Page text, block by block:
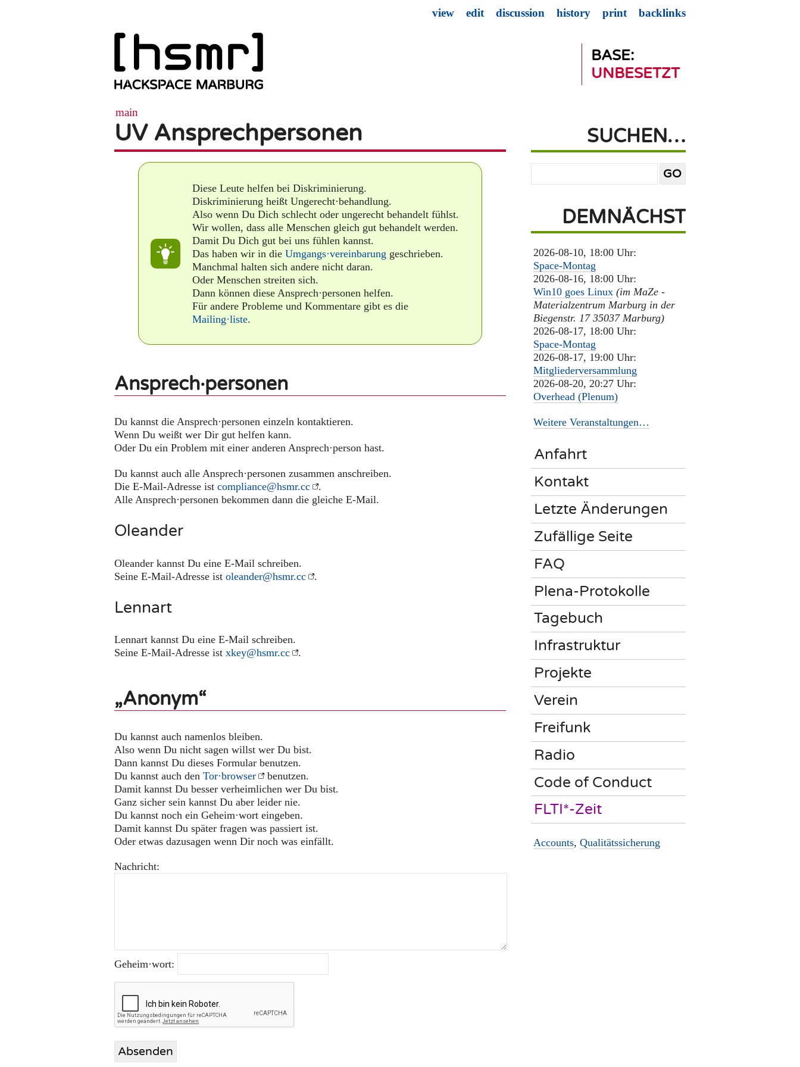
BASE:
UNBESETZT
view edit discussion history print backlinks
main
UV Ansprechpersonen
Diese Leute helfen bei Diskriminierung.
Diskriminierung heißt Ungerecht·behandlung.
Also wenn Du Dich schlecht oder ungerecht behandelt fühlst.
Wir wollen, dass alle Menschen gleich gut behandelt werden.
Damit Du Dich gut bei uns fühlen kannst.
Das haben wir in die Umgangs·vereinbarung geschrieben.
Manchmal halten sich andere nicht daran.
Oder Menschen streiten sich.
Dann können diese Ansprech·personen helfen.
Für andere Probleme und Kommentare gibt es die
Mailing·liste.
Ansprech·personen
Du kannst die Ansprech·personen einzeln kontaktieren.
Wenn Du weißt wer Dir gut helfen kann.
Oder Du ein Problem mit einer anderen Ansprech·person hast.
Du kannst auch alle Ansprech·personen zusammen anschreiben.
Die E-Mail-Adresse ist compliance@hsmr.cc
.
Alle Ansprech·personen bekommen dann die gleiche E-Mail.
Oleander
Oleander kannst Du eine E-Mail schreiben.
Seine E-Mail-Adresse ist oleander@hsmr.cc .
Lennart
Lennart kannst Du eine E-Mail schreiben.
Seine E-Mail-Adresse ist xkey@hsmr.cc .
„Anonym“
Du kannst auch namenlos bleiben.
Also wenn Du nicht sagen willst wer Du bist.
Dann kannst Du dieses Formular benutzen.
Du kannst auch den Tor·browser
benutzen.
Damit kannst Du besser verheimlichen wer Du bist.
Ganz sicher sein kannst Du aber leider nie.
Du kannst noch ein Geheim·wort eingeben.
Damit kannst Du später fragen was passiert ist.
Oder etwas dazusagen wenn Dir noch was einfällt.
Nachricht:
Geheim·wort:
SUCHEN…
DEMNÄCHST
2026-08-10, 18:00 Uhr:
Space-Montag
2026-08-16, 18:00 Uhr:
Win10 goes Linux (im MaZe -
Materialzentrum Marburg in der
Biegenstr. 17 35037 Marburg)
2026-08-17, 18:00 Uhr:
Space-Montag
2026-08-17, 19:00 Uhr:
Mitgliederversammlung
2026-08-20, 20:27 Uhr:
Overhead (Plenum)
Weitere Veranstaltungen…
Anfahrt
Kontakt
Letzte Änderungen
Zufällige Seite
FAQ
Plena-Protokolle
Tagebuch
Infrastruktur
Projekte
Verein
Freifunk
Radio
Code of Conduct
FLTI*-Zeit
Accounts, Qualitätssicherung